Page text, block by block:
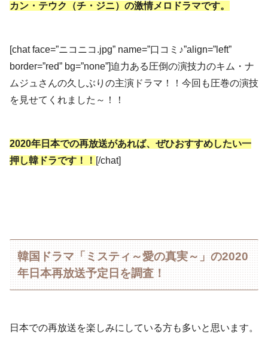
カン・テウク（チ・ジニ）の激情メロドラマです。
[chat face=”ニコニコ.jpg” name=”口コミ♪”align=”left”
border=”red” bg=”none”]迫力ある圧倒の演技力のキム・ナ
ムジュさんの久しぶりの主演ドラマ！！今回も圧巻の演技
を見せてくれました～！！
2020年日本での再放送があれば、ぜひおすすめしたい一
押し韓ドラです！！ [/chat]
韓国ドラマ「ミスティ～愛の真実～」の2020
年日本再放送予定日を調査！
日本での再放送を楽しみにしている方も多いと思います。